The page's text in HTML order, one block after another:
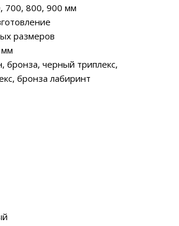
700, 800, 900 мм
размеров
бронза, черный триплекс,
бронза лабиринт